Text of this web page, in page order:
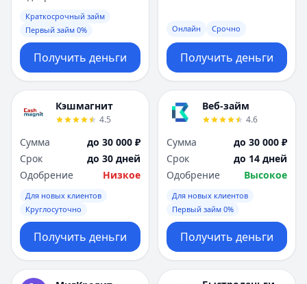
Краткосрочный займ
Первый займ 0%
Получить деньги
Онлайн Срочно
Получить деньги
Кэшмагнит
4.5
Сумма
до 30 000 ₽
Срок
до 30 дней
Одобрение
Низкое
Для новых клиентов
Круглосуточно
Получить деньги
Веб-займ
4.6
Сумма
до 30 000 ₽
Срок
до 14 дней
Одобрение
Высокое
Для новых клиентов
Первый займ 0%
Получить деньги